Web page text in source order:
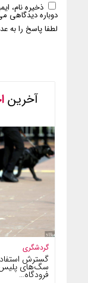
ذخیره نام،
دوباره دیدگاهی
لطفا پاسخ را به
آخرین
گردشگری
گسترش
سگ‌های
فرودگاه…